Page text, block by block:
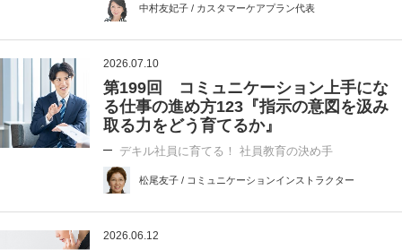
中村友妃子 / カスタマーケアプラン代表
2026.07.10
第199回 コミュニケーション上手にな
る仕事の進め方123『指示の意図を汲み
取る力をどう育てるか』
デキル社員に育てる！ 社員教育の決め手
松尾友子 / コミュニケーションインストラクター
2026.06.12